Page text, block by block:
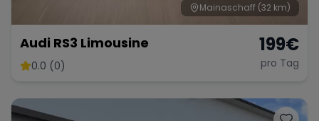
Mainaschaff (32 km)
Audi RS3 Limousine
0.0 (0)
199€
pro Tag